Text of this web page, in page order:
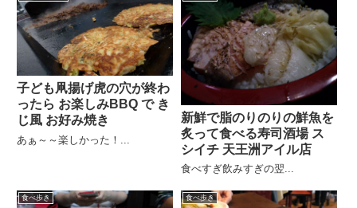
子ども凧揚げ虎の穴が終わ
ったら お楽しみBBQ で き
じ風 お好み焼き
あぁ～～楽しかった！...
新鮮で脂のりのりの鮮魚を
炙って食べる寿司酒場 ス
シイチ 天王洲アイル店
食べすぎ飲みすぎの翌...
食べ歩き 食べ歩き